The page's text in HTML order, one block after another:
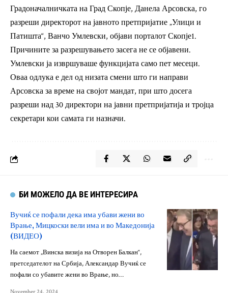
Градоначалничката на Град Скопје, Данела Арсовска, го
разреши директорот на јавното претпријатие „Улици и
Патишта“, Ванчо Умлевски, објави порталот Скопје1.
Причините за разрешувањето засега не се објавени.
Умлевски ја извршуваше функцијата само пет месеци.
Оваа одлука е дел од низата смени што ги направи
Арсовска за време на својот мандат, при што досега
разреши над 30 директори на јавни претпријатија и тројца
секретари кои самата ги назначи.
БИ МОЖЕЛО ДА ВЕ ИНТЕРЕСИРА
Вучиќ се пофали дека има убави жени во
Врање, Мицкоски вели има и во Македонија
(ВИДЕО)
На саемот „Винска визија на Отворен Балкан“,
претседателот на Србија, Александар Вучиќ се
пофали со убавите жени во Врање, но…